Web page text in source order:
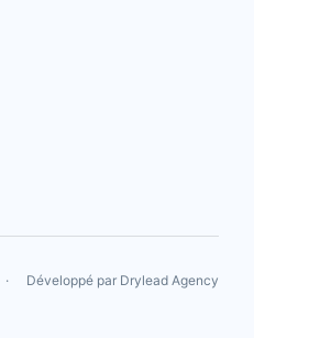
· Développé par Drylead Agency